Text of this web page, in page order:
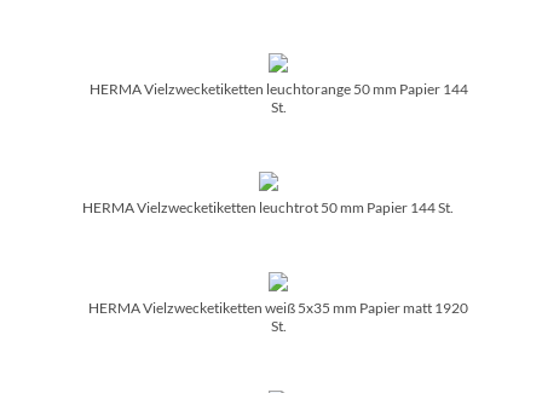
HERMA Vielzwecketiketten leuchtorange 50 mm Papier 144
St.
HERMA Vielzwecketiketten leuchtrot 50 mm Papier 144 St.
HERMA Vielzwecketiketten weiß 5x35 mm Papier matt 1920
St.